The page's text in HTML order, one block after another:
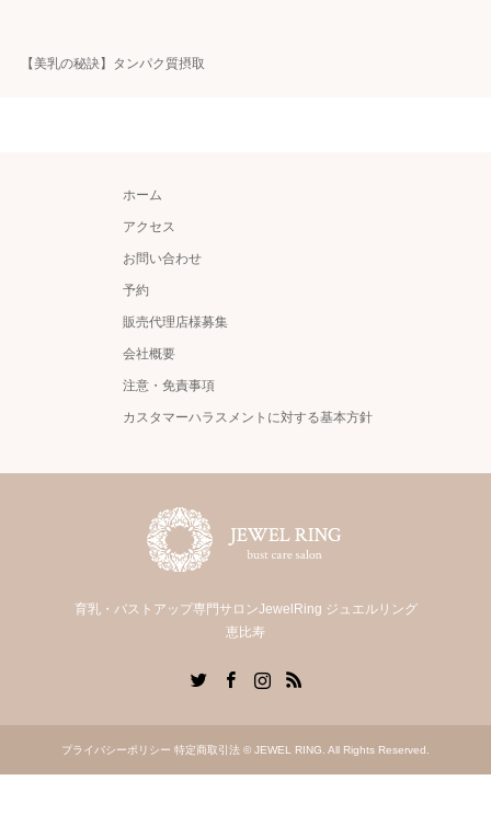
【美乳の秘訣】タンパク質摂取
ホーム
アクセス
お問い合わせ
予約
販売代理店様募集
会社概要
注意・免責事項
カスタマーハラスメントに対する基本方針
育乳・バストアップ専門サロンJewelRing ジュエルリング
恵比寿
RSS
プライバシーポリシー 特定商取引法 © JEWEL RING. All Rights Reserved.